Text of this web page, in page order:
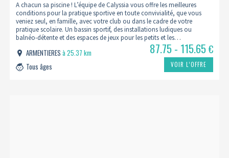
A chacun sa piscine ! L’équipe de Calyssia vous offre les meilleures
conditions pour la pratique sportive en toute convivialité, que vous
veniez seul, en famille, avec votre club ou dans le cadre de votre
pratique scolaire. Un bassin sportif, des installations ludiques ou
balnéo-détente et des espaces de jeux pour les petits et les…
ARMENTIERESà 25.37 km
Tous âges
87.75 - 115.65€
VOIR L’OFFRE